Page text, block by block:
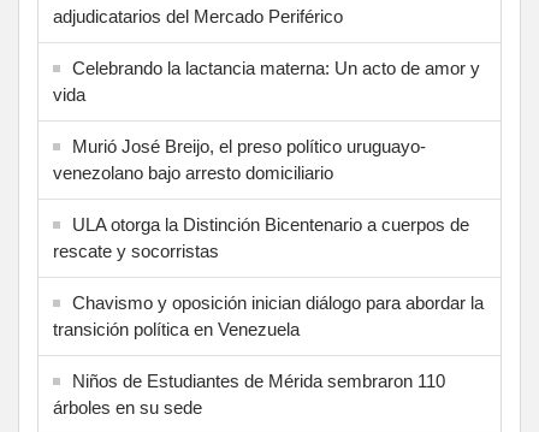
adjudicatarios del Mercado Periférico
Celebrando la lactancia materna: Un acto de amor y
vida
Murió José Breijo, el preso político uruguayo-
venezolano bajo arresto domiciliario
ULA otorga la Distinción Bicentenario a cuerpos de
rescate y socorristas
Chavismo y oposición inician diálogo para abordar la
transición política en Venezuela
Niños de Estudiantes de Mérida sembraron 110
árboles en su sede